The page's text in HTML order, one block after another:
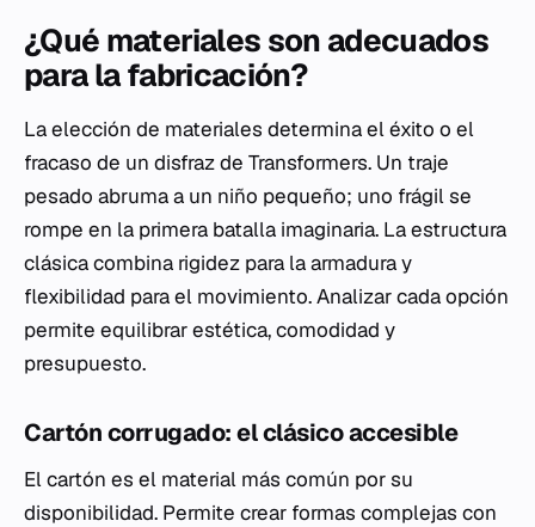
¿Qué materiales son adecuados
para la fabricación?
La elección de materiales determina el éxito o el
fracaso de un disfraz de Transformers. Un traje
pesado abruma a un niño pequeño; uno frágil se
rompe en la primera batalla imaginaria. La estructura
clásica combina rigidez para la armadura y
flexibilidad para el movimiento. Analizar cada opción
permite equilibrar estética, comodidad y
presupuesto.
Cartón corrugado: el clásico accesible
El cartón es el material más común por su
disponibilidad. Permite crear formas complejas con